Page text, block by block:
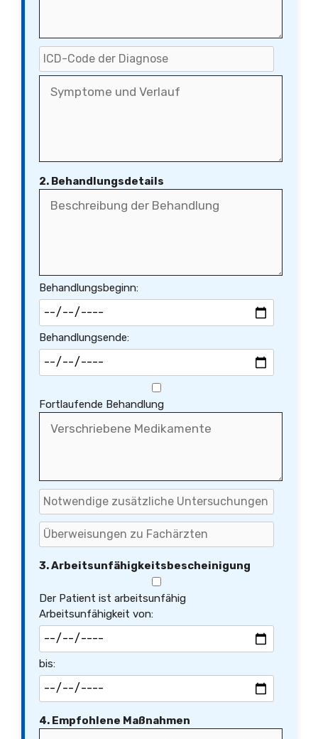
2. Behandlungsdetails
Behandlungsbeginn:
Behandlungsende:
Fortlaufende Behandlung
3. Arbeitsunfähigkeitsbescheinigung
Der Patient ist arbeitsunfähig
Arbeitsunfähigkeit von:
bis:
4. Empfohlene Maßnahmen